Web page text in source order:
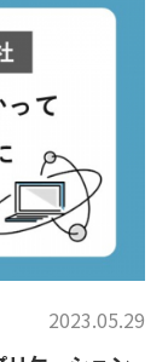
2023.05.29